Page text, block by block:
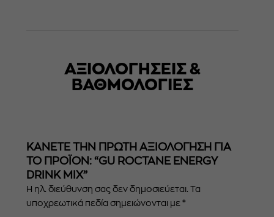
ΑΞΙΟΛΟΓΗΣΕΙΣ &
ΒΑΘΜΟΛΟΓΊΕΣ
ΚΆΝΕΤΕ ΤΗΝ ΠΡΏΤΗ ΑΞΙΟΛΌΓΗΣΗ ΓΙΑ
ΤΟ ΠΡΟΪΌΝ: “GU ROCTANE ENERGY
DRINK MIX”
Η ηλ. διεύθυνση σας δεν δημοσιεύεται. Τα
υποχρεωτικά πεδία σημειώνονται με*